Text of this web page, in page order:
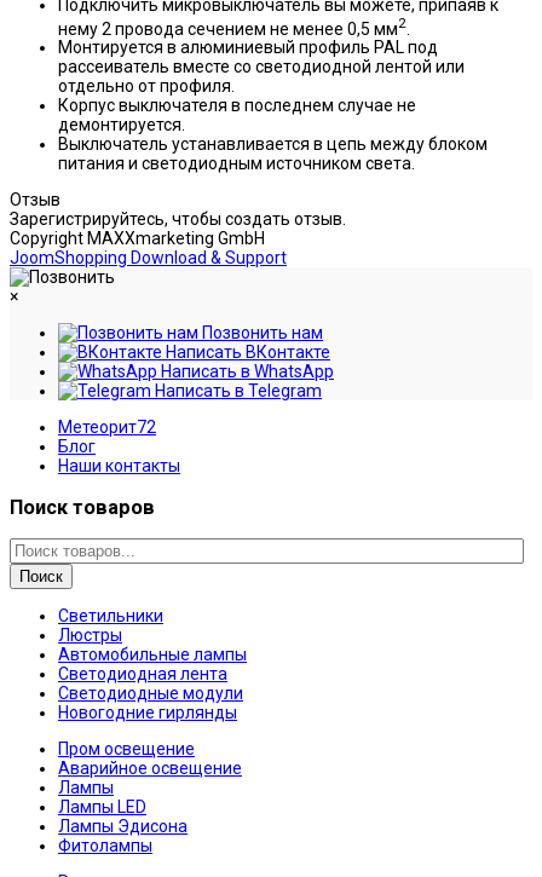
Подключить микровыключатель вы можете, припаяв к
нему 2 провода сечением не менее 0,5 мм2
Монтируется в алюминиевый профиль PAL под
рассеиватель вместе со светодиодной лентой или
отдельно от профиля.
Корпус выключателя в последнем случае не
демонтируется.
Выключатель устанавливается в цепь между блоком
питания и светодиодным источником света.
Отзыв
Зарегистрируйтесь, чтобы создать отзыв.
Copyright MAXXmarketing GmbH
JoomShopping Download & Support
×
Позвонить нам
Написать ВКонтакте
Написать в WhatsApp
Написать в Telegram
Метеорит72
Блог
Наши контакты
Поиск товаров
Поиск
Светильники
Люстры
Автомобильные лампы
Светодиодная лента
Светодиодные модули
Новогодние гирлянды
Пром освещение
Аварийное освещение
Лампы
Лампы LED
Лампы Эдисона
Фитолампы